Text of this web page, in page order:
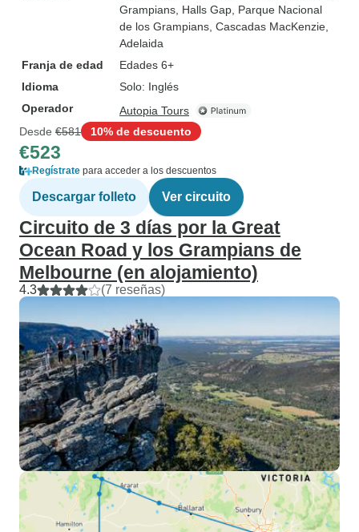
Grampians , Halls Gap , Parque Nacional
de los Grampians , Cascadas MacKenzie
Adelaida
Franja de edad
Edades 6+
Idioma
Solo: Inglés
Operador
Autopia Tours
Desde €581 10% de descuento
€523
Regístrate para acceder a los descuentos
Descargar folleto Ver circuito
Circuito de 3 días por la Great
Ocean Road y los Grampians de
Melbourne (en alojamiento)
4.3 (7 reseñas)